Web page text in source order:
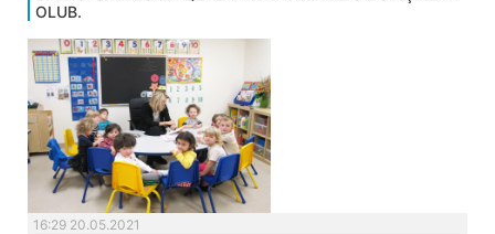
OLUB.
16:29 20.05.2021